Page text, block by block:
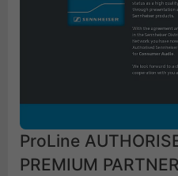
ProLine
PREMIUM PARTNER